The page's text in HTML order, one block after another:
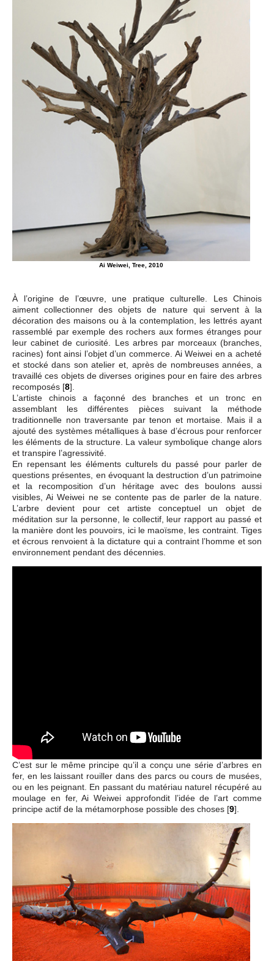
Ai Weiwei, Tree, 2010
À l’origine de l’œuvre, une pratique culturelle. Les Chinois
aiment collectionner des objets de nature qui servent à la
décoration des maisons ou à la contemplation, les lettrés ayant
rassemblé par exemple des rochers aux formes étranges pour
leur cabinet de curiosité. Les arbres par morceaux (branches,
racines) font ainsi l’objet d’un commerce. Ai Weiwei en a acheté
et stocké dans son atelier et, après de nombreuses années, a
travaillé ces objets de diverses origines pour en faire des arbres
recomposés [8]
L’artiste chinois a façonné des branches et un tronc en
assemblant les différentes pièces suivant la méthode
traditionnelle non traversante par tenon et mortaise. Mais il a
ajouté des systèmes métalliques à base d’écrous pour renforcer
les éléments de la structure. La valeur symbolique change alors
et transpire l’agressivité.
En repensant les éléments culturels du passé pour parler de
questions présentes, en évoquant la destruction d’un patrimoine
et la recomposition d’un héritage avec des boulons aussi
visibles, Ai Weiwei ne se contente pas de parler de la nature.
L’arbre devient pour cet artiste conceptuel un objet de
méditation sur la personne, le collectif, leur rapport au passé et
la manière dont les pouvoirs, ici le maoïsme, les contraint. Tiges
et écrous renvoient à la dictature qui a contraint l’homme et son
environnement pendant des décennies.
C’est sur le même principe qu’il a conçu une série d’arbres en
fer, en les laissant rouiller dans des parcs ou cours de musées,
ou en les peignant. En passant du matériau naturel récupéré au
moulage en fer, Ai Weiwei approfondit l’idée de l’art comme
principe actif de la métamorphose possible des choses [9]